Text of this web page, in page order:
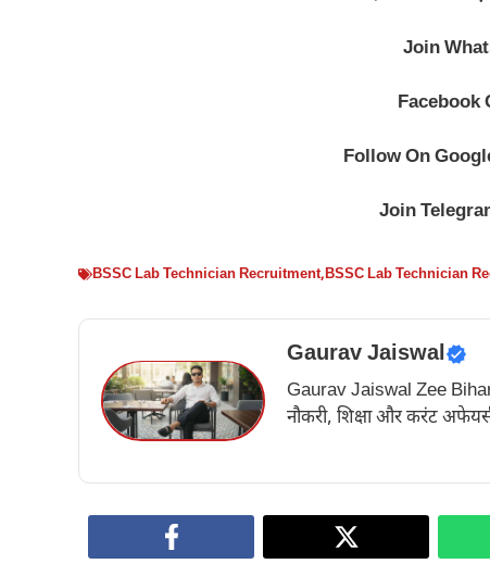
Join
Facebook
Follow On
Join
BSSC Lab Technician Recruitment,BSSC Lab Technician
Gaurav Jaiswal
Gaurav Jaiswal Zee Bihar
नौकरी, शिक्षा और करंट